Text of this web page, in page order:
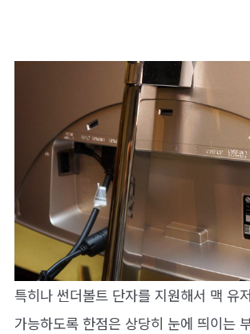
특히나 썬더볼트 단자를 지원해서 맥 유
가능하도록 한점은 상당히 눈에 띄이는